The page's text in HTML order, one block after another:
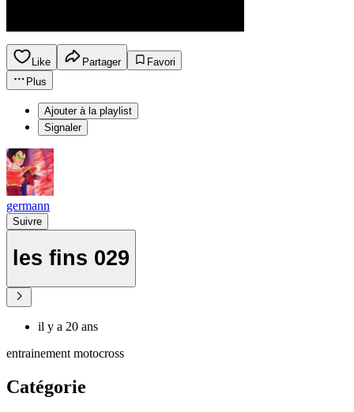
Like Partager
Favori
Plus
Ajouter à la playlist
Signaler
germann
Suivre
les fins 029
il y a 20 ans
entrainement motocross
Catégorie